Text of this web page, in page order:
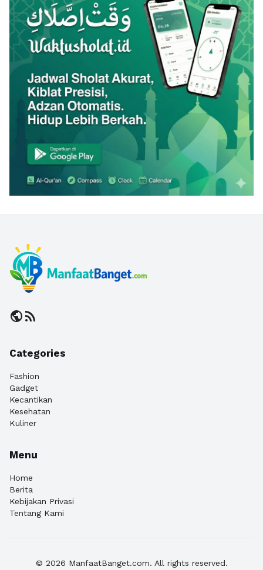
publicrss_feed
Categories
Fashion
Gadget
Kecantikan
Kesehatan
Kuliner
Menu
Home
Berita
Kebijakan Privasi
Tentang Kami
© 2026 ManfaatBanget.com. All rights reserved.